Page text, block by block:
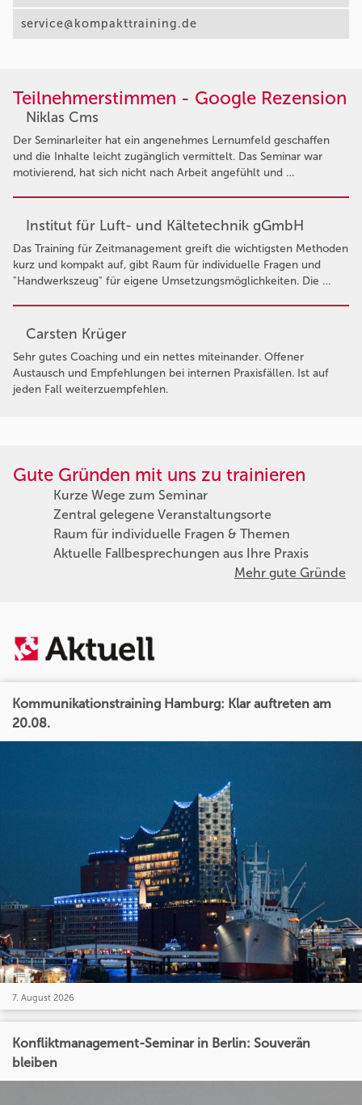
service@kompakttraining.de
Teilnehmerstimmen - Google Rezension
Niklas Cms
Der Seminarleiter hat ein angenehmes Lernumfeld geschaffen
und die Inhalte leicht zugänglich vermittelt. Das Seminar war
motivierend, hat sich nicht nach Arbeit angefühlt und …
Institut für Luft- und Kältetechnik gGmbH
Das Training für Zeitmanagement greift die wichtigsten Methoden
kurz und kompakt auf, gibt Raum für individuelle Fragen und
"Handwerkszeug" für eigene Umsetzungsmöglichkeiten. Die …
Carsten Krüger
Sehr gutes Coaching und ein nettes miteinander. Offener
Austausch und Empfehlungen bei internen Praxisfällen. Ist auf
jeden Fall weiterzuempfehlen.
Gute Gründen mit uns zu trainieren
Kurze Wege zum Seminar
Zentral gelegene Veranstaltungsorte
Raum für individuelle Fragen & Themen
Aktuelle Fallbesprechungen aus Ihre Praxis
Mehr gute Gründe
Kommunikationstraining Hamburg: Klar auftreten am
20.08.
7. August 2026
Konfliktmanagement-Seminar in Berlin: Souverän
bleiben